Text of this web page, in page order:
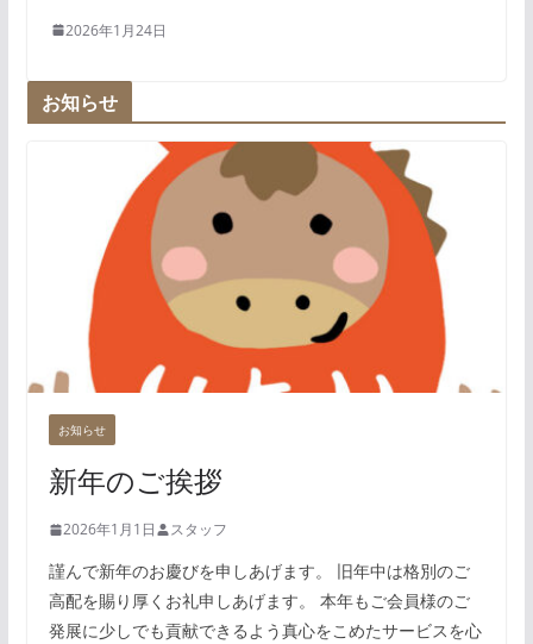
2026年1月24日
お知らせ
お知らせ
新年のご挨拶
2026年1月1日 スタッフ
謹んで新年のお慶びを申しあげます。 旧年中は格別のご
高配を賜り厚くお礼申しあげます。 本年もご会員様のご
発展に少しでも貢献できるよう真心をこめたサービスを心